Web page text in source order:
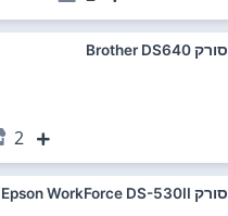
סורק Brother DS640
2
סורק Epson WorkForce DS-530II אפסון